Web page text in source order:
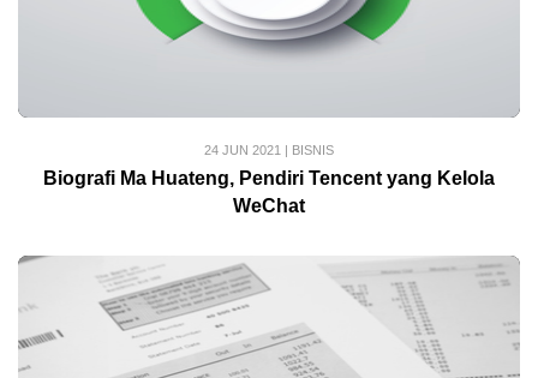
24 JUN 2021 | BISNIS
Biografi Ma Huateng, Pendiri Tencent yang Kelola
WeChat